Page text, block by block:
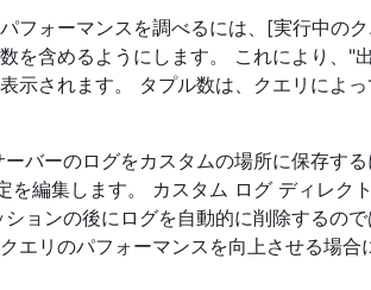
フォーマンスを調べるには、[実行中の
を含めるようにします。 これにより、
示されます。 タプル数は、クエリによ
ーバーのログをカスタムの場所に保存す
を編集します。 カスタム ログ ディレク
ションの後にログを自動的に削除するの
エリのパフォーマンスを向上させる場合